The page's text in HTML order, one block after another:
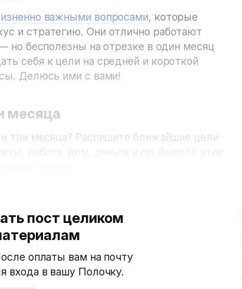
важными вопросами, которые
и стратегию. Они отлично работают
но бесполезны на отрезке в один месяц
себя к цели на средней и короткой
Делюсь ими с вами!
месяца
три месяца? Распишите ближайшие цели
пост целиком
оплаты вам на почту
входа в вашу Полочку.